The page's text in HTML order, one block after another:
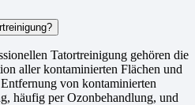
Tatortreinigung gehören die
aller kontaminierten Flächen und
von kontaminierten
häufig per Ozonbehandlung, und